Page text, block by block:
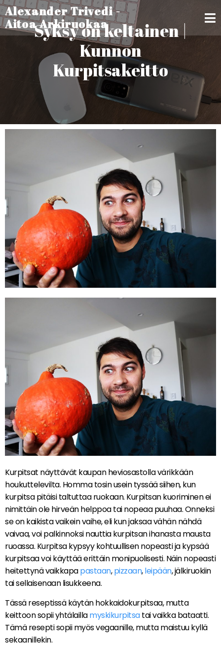
Alexander Trivedi -
Aitoa Arkiruokaa
Syksy on keltainen |
Kunnon
Kurpitsakeitto
Kurpitsat näyttävät kaupan heviosastolla värikkään
houkuttelevilta. Homma tosin usein tyssää siihen, kun
kurpitsa pitäisi taltuttaa ruokaan. Kurpitsan kuoriminen ei
nimittäin ole hirveän helppoa tai nopeaa puuhaa. Onneksi
se on kaikista vaikein vaihe, eli kun jaksaa vähän nähdä
vaivaa, voi palkinnoksi nauttia kurpitsan ihanasta mausta
ruoassa. Kurpitsa kypsyy kohtuullisen nopeasti ja kypsää
kurpitsaa voi käyttää erittäin monipuolisesti. Näin nopeasti
heitettynä vaikkapapastaan,pizzaan,leipään, jälkiruokiin
tai sellaisenaan lisukkeena.
Tässä reseptissä käytän hokkaidokurpitsaa, mutta
keittoon sopii yhtälaillamyskikurpitsatai vaikka bataatti.
Tämä resepti sopii myös vegaanille, mutta maistuu kyllä
sekaanillekin.